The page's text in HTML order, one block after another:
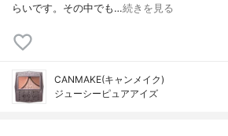
らいです。その中でも…続きを見る
CANMAKE(キャンメイク)
ジューシーピュアアイズ